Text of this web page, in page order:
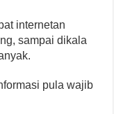
internetan
sampai dikala
pula wajib